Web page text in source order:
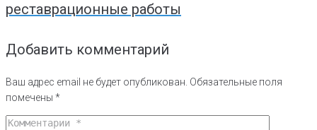
реставрационные работы
Добавить комментарий
Ваш адрес email не будет опубликован. Обязательные поля
помечены *